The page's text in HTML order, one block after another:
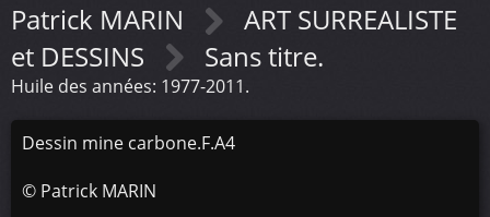
Patrick MARIN
ART SURREALISTE
et DESSINS
Sans titre.
Huile des années: 1977-2011.
Dessin mine carbone.F.A4
© Patrick MARIN